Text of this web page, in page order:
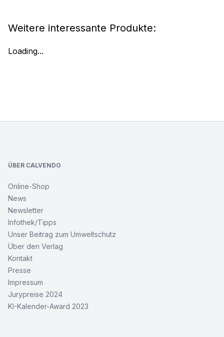
Weitere interessante Produkte:
Loading...
ÜBER CALVENDO
Online-Shop
News
Newsletter
Infothek/Tipps
Unser Beitrag zum Umweltschutz
Über den Verlag
Kontakt
Presse
Impressum
Jurypreise 2024
KI-Kalender-Award 2023